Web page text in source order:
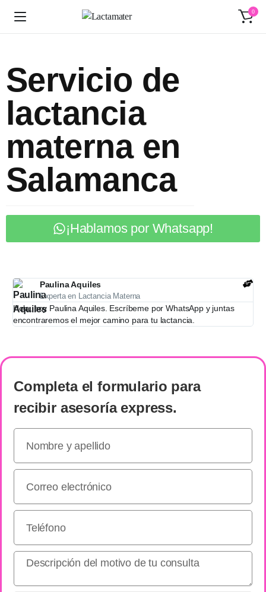
0
Servicio de
lactancia
materna en
Salamanca
¡Hablamos por Whatsapp!
Paulina Aquiles
Experta en Lactancia Materna
Hola, soy Paulina Aquiles. Escríbeme por WhatsApp y juntas
encontraremos el mejor camino para tu lactancia.
Completa el formulario para
recibir asesoría express.